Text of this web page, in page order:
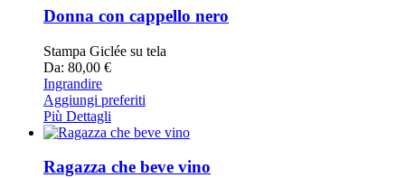
Donna con cappello nero
Stampa Giclée su tela
Da: 80,00 €
Ingrandire
Aggiungi preferiti
Più Dettagli
Ragazza che beve vino